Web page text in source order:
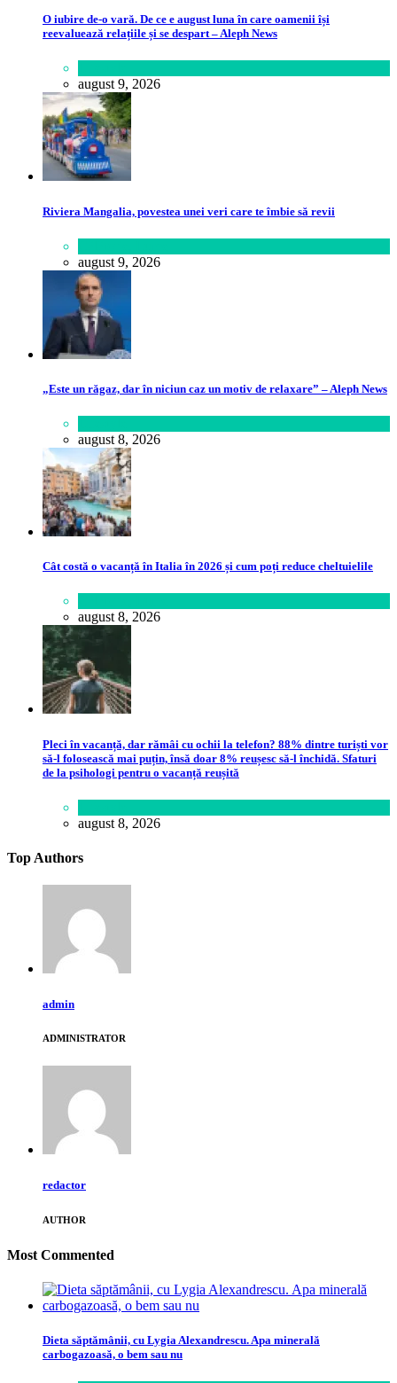
O iubire de-o vară. De ce e august luna în care oamenii își
reevaluează relațiile și se despart – Aleph News
august 9, 2026
Riviera Mangalia, povestea unei veri care te îmbie să revii
august 9, 2026
„Este un răgaz, dar în niciun caz un motiv de relaxare” – Aleph News
august 8, 2026
Cât costă o vacanță în Italia în 2026 și cum poți reduce cheltuielile
august 8, 2026
Pleci în vacanță, dar rămâi cu ochii la telefon? 88% dintre turiști vor
să-l folosească mai puțin, însă doar 8% reușesc să-l închidă. Sfaturi
de la psihologi pentru o vacanță reușită
august 8, 2026
Top Authors
admin
ADMINISTRATOR
redactor
AUTHOR
Most Commented
Dieta săptămânii, cu Lygia Alexandrescu. Apa minerală
carbogazoasă, o bem sau nu